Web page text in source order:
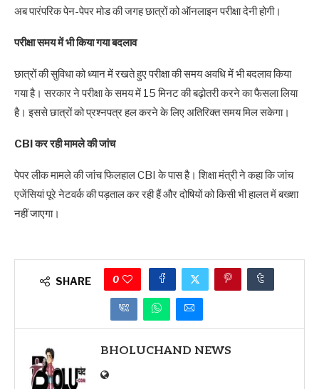
अब पारंपरिक पेन-पेपर मोड की जगह छात्रों को ऑनलाइन परीक्षा देनी होगी।
परीक्षा समय में भी किया गया बदलाव
छात्रों की सुविधा को ध्यान में रखते हुए परीक्षा की समय अवधि में भी बदलाव किया
गया है। सरकार ने परीक्षा के समय में 15 मिनट की बढ़ोतरी करने का फैसला लिया
है। इससे छात्रों को प्रश्नपत्र हल करने के लिए अतिरिक्त समय मिल सकेगा।
CBI कर रही मामले की जांच
पेपर लीक मामले की जांच फिलहाल CBI के पास है। शिक्षा मंत्री ने कहा कि जांच
एजेंसियां पूरे नेटवर्क की पड़ताल कर रही हैं और दोषियों को किसी भी हालत में बख्शा
नहीं जाएगा।
SHARE 0
BHOLUCHAND NEWS